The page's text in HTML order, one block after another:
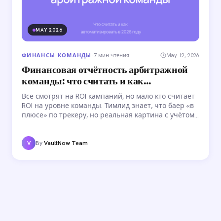
MAY 2026
ФИНАНСЫ КОМАНДЫ ·7 мин чтения May 12, 2026
Финансовая отчётность арбитражной
команды: что считать и как
автоматизировать
Все смотрят на ROI кампаний, но мало кто считает
ROI на уровне команды. Тимлид знает, что баер «в
плюсе» по трекеру, но реальная картина с учётом
отчётность.
V ByVaultNow Team